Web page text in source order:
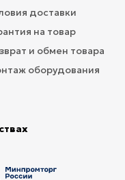
доставки
на товар
и обмен товара
оборудования